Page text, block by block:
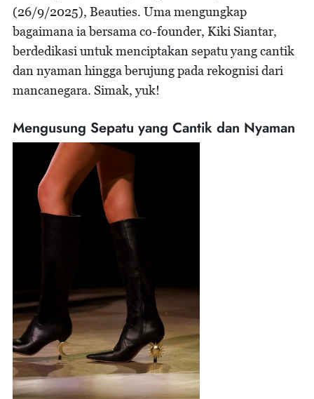
(26/9/2025), Beauties. Uma mengungkap
bagaimana ia bersama co-founder, Kiki Siantar,
berdedikasi untuk menciptakan sepatu yang cantik
dan nyaman hingga berujung pada rekognisi dari
mancanegara. Simak, yuk!
Mengusung Sepatu yang Cantik dan Nyaman